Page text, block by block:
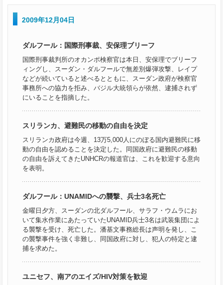
2009年12月04日
ダルフール：国際刑事裁、安保理ブリーフ
国際刑事裁判所のオカンポ検察官は本日、安保理でブリーフ
ィングし、スーダン・ダルフールで無差別爆弾攻撃、レイプ
などが続いていると述べるとともに、スーダン政府が検察官
事務所への協力を拒み、バジル大統領らが依然、逮捕されず
にいることを指摘した。
スリランカ、避難民の移動の自由を決定
スリランカ政府は今週、13万5,000人にのぼる国内避難民に移
動の自由を認めることを決定した。同国政府に避難民の移動
の自由を訴えてきたUNHCRの報道官は、これを歓迎する意向
を表明。
ダルフール：UNAMIDへの襲撃、兵士3名死亡
金曜日夕方、スーダンの北ダルフール、サラフ・ウムラにお
いて集水作業にあたっていたUNAMID兵士3名は武装集団によ
る襲撃を受け、死亡した。潘基文事務総長は声明を発し、こ
の襲撃事件を強く非難し、同国政府に対し、犯人の特定と逮
捕を求めた。
ユニセフ、南アのエイズ/HIV対策を歓迎